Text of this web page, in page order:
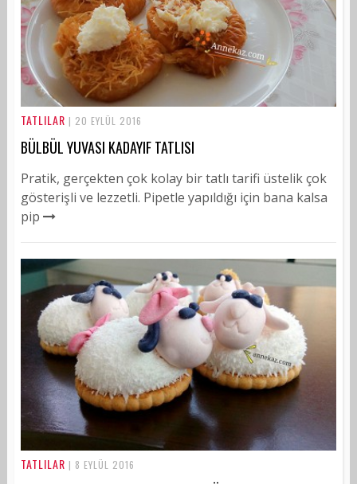
TATLILAR | 20 EYLÜL 2016
BÜLBÜL YUVASI KADAYIF TATLISI
Pratik, gerçekten çok kolay bir tatlı tarifi üstelik çok
gösterişli ve lezzetli. Pipetle yapıldığı için bana kalsa
pip
TATLILAR | 8 EYLÜL 2016